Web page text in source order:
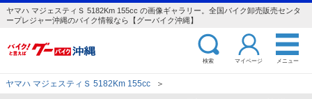
ヤマハ マジェスティＳ 5182Km 155cc の画像ギャラリー。全国バイク卸売販売センタ
ープレジャー沖縄のバイク情報なら【グーバイク沖縄】
検索 マイページ メニュー
ヤマハ マジェスティＳ 5182Km 155cc ＞